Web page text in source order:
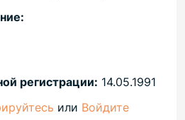
регистрации: 14.05.1991
или Войдите